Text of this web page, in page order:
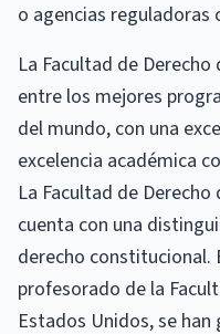
o agencias reguladoras
La Facultad de Derecho
entre los mejores
del mundo, con una
excelencia académica
La Facultad de
cuenta con una
derecho constitucional.
profesorado de la
Estados Unidos, se